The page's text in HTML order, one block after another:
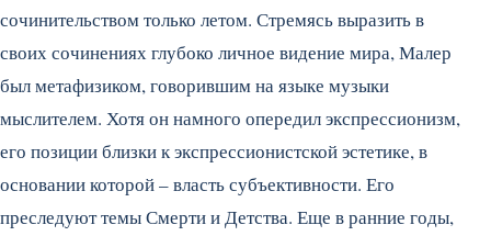
сочинительством только летом. Стремясь выразить в
своих сочинениях глубоко личное видение мира, Малер
был метафизиком, говорившим на языке музыки
мыслителем. Хотя он намного опередил экспрессионизм,
его позиции близки к экспрессионистской эстетике, в
основании которой – власть субъективности. Его
преследуют темы Смерти и Детства. Еще в ранние годы,